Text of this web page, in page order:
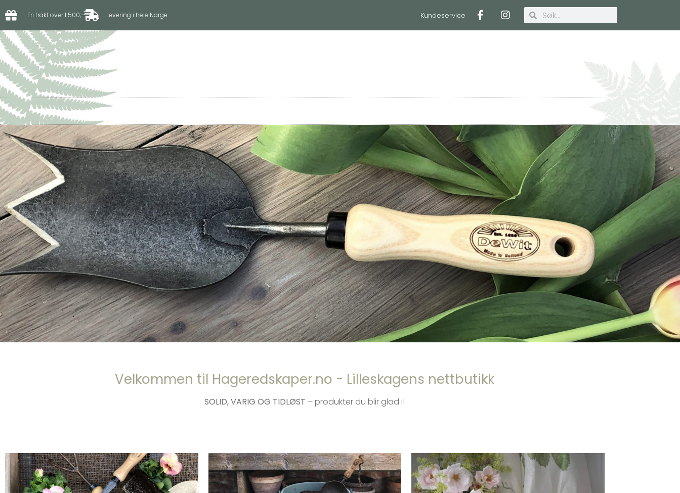
Fri frakt over 1 500,- Levering i hele Norge Kundeservice
Velkommen til Hageredskaper.no - Lilleskagens nettbutikk
SOLID, VARIG OG TIDLØST – produkter du blir glad i!